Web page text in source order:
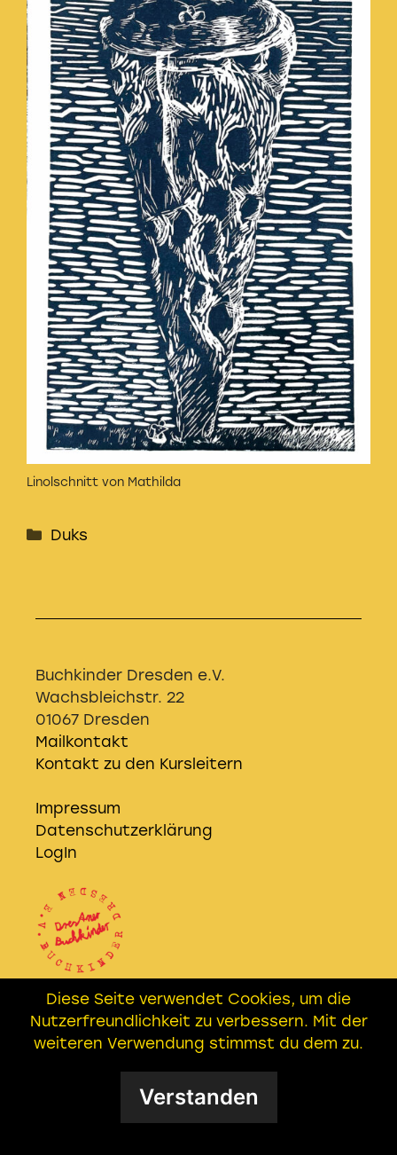
Linolschnitt von Mathilda
Kategorien
Duks
Buchkinder Dresden e.V.
Wachsbleichstr. 22
01067 Dresden
Mailkontakt
Kontakt zu den Kursleitern
Impressum
Datenschutzerklärung
LogIn
Wir sind Kooperationspartner der
EICHHÖRNER AG– Freundeskreis
Buchkinder e.V. in Leipzig
Diese Seite verwendet Cookies, um die
Nutzerfreundlichkeit zu verbessern. Mit der
weiteren Verwendung stimmst du dem zu.
Verstanden